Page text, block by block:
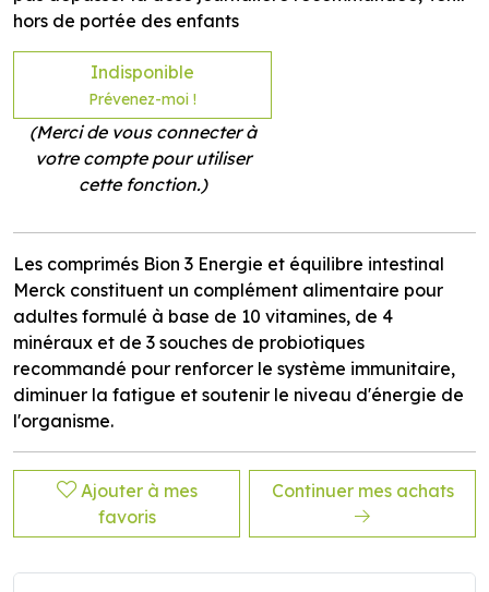
hors de portée des enfants
Indisponible
Prévenez-moi !
(Merci de vous connecter à
votre compte pour utiliser
cette fonction.)
Les comprimés Bion 3 Energie et équilibre intestinal
Merck constituent un complément alimentaire pour
adultes formulé à base de 10 vitamines, de 4
minéraux et de 3 souches de probiotiques
recommandé pour renforcer le système immunitaire,
diminuer la fatigue et soutenir le niveau d'énergie de
l'organisme.
Ajouter à mes
favoris
Continuer mes achats